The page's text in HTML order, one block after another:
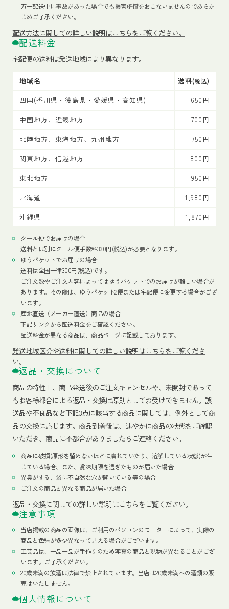
万一配送中に事故があった場合でも損害賠償をおこないませんのであらか
じめご了承ください。
配送方法に関しての詳しい説明はこちらをご覧ください。
配送料金
宅配便の送料は発送地域により異なります。
地域名 送料(税込)
四国(香川県・徳島県・愛媛県・高知県)
650円
中国地方、近畿地方
700円
北陸地方、東海地方、九州地方
750円
関東地方、信越地方
800円
東北地方
950円
北海道
1,980円
沖縄県
1,870円
クール便でお届けの場合
送料とは別にクール便手数料330円(税込)が必要となります。
ゆうパケットでお届けの場合
送料は全国一律300円(税込)です。
ご注文数やご注文内容によってはゆうパケットでのお届けが難しい場合が
あります。その際は、ゆうパケット2便または宅配便に変更する場合がござ
います。
産地直送（メーカー直送）商品の場合
下記リンクから配送料金をご確認ください。
配送料金が異なる商品は、商品ページに記載しております。
発送地域区分や送料に関しての詳しい説明はこちらをご覧くださ
い。
返品・交換について
商品の特性上、商品発送後のご注文キャンセルや、未開封であって
もお客様都合による返品・交換は原則としてお受けできません。誤
送品や不良品など下記3点に該当する商品に関しては、例外として商
品の交換に応じます。商品到着後は、速やかに商品の状態をご確認
いただき、商品に不都合がありましたらご連絡ください。
商品に破損(原形を留めないほどに潰れていたり、溶解している状態)が生
じている場合、また、賞味期限を過ぎたものが届いた場合
異臭がする、袋に不自然な穴が開いている等の場合
ご注文の商品と異なる商品が届いた場合
返品・交換に関しての詳しい説明はこちらをご覧ください。
注意事項
当店掲載の商品の画像は、ご利用のパソコンのモニターによって、実際の
商品と色味が多少異なって見える場合がございます。
工芸品は、一品一品が手作りのため写真の商品と現物が異なることがござ
います。ご了承ください。
20歳未満の飲酒は法律で禁止されています。当店は20歳未満への酒類の販
売はいたしません。
個人情報について